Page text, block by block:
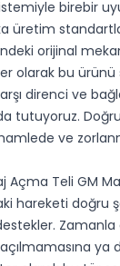
birebir
üretim
orijinal
olarak bu
direnci ve
tutuyoruz.
ve
Açma Teli GM
hareketi doğru
ya